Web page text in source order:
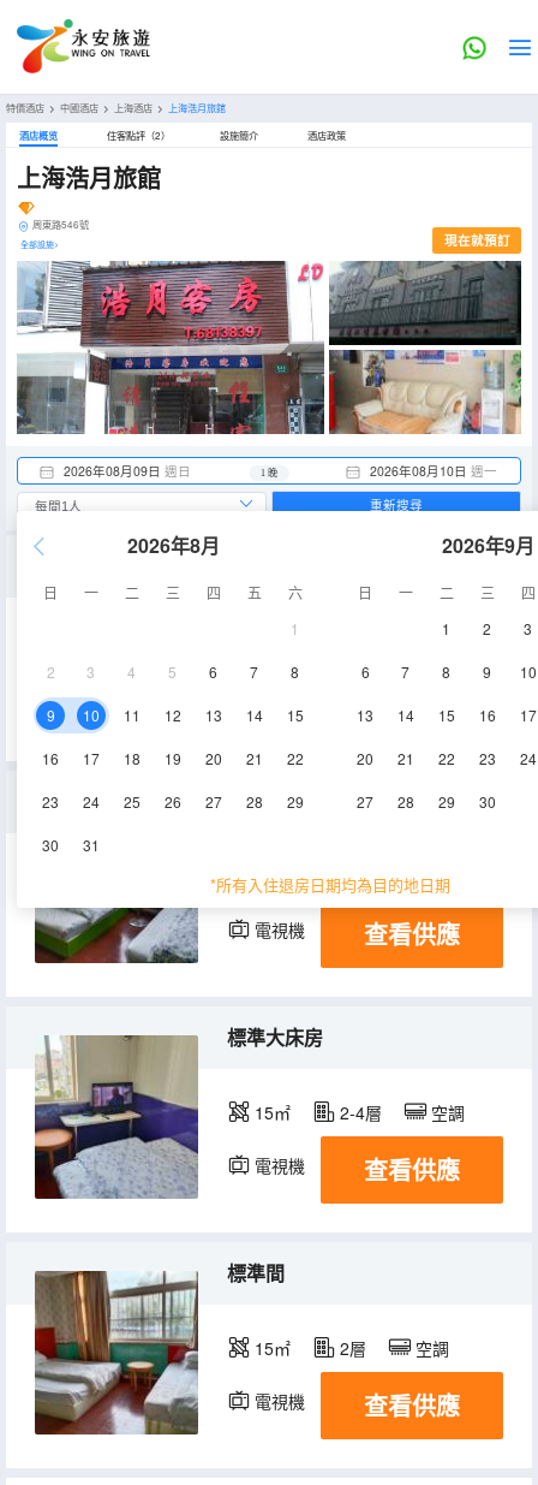
特價酒店 > 中國酒店 > 上海酒店 > 上海浩月旅館
酒店概览 住客點評（2） 設施簡介 酒店政策
上海浩月旅館
周東路546號
全部設施> 現在就預訂
2026年08月09日 週日 2026年08月10日 週一
1 晚
2026年8月
日 一 二 三 四 五
六
1
2 3 4 5 6 7 8
9 10 11 12 13 14 15
16 17 18 19 20 21 22
23 24 25 26 27 28 29
30 31
2026年9月
日 一 二 三
四
1
2 3
6 7 8 9 10
13 14 15 16 17
20 21 22 23 24
27 28 29 30
*所有入住退房日期均為目的地日期
重新搜尋
空調
三人房
20㎡ 2層 空調
電視機 查看供應
標準大床房
15㎡ 2-4層 空調
電視機 查看供應
標準間
15㎡ 2層 空調
電視機 查看供應